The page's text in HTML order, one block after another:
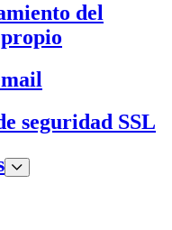
del
seguridad SSL